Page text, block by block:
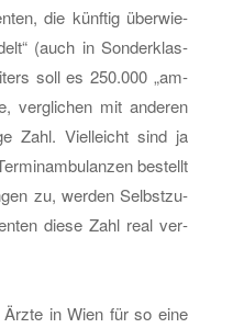
die künf­tig über­wie­
(auch in Son­der­klas­
soll es 250.000 „am­
ver­gli­chen mit an­de­ren
Zahl. Viel­leicht sind ja
be­stellt
zu, wer­den Selbst­zu­
diese Zahl real ver­
in Wien für so eine